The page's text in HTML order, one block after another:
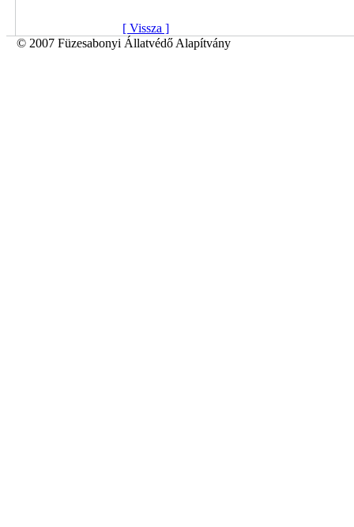
[ Vissza ]
© 2007 Füzesabonyi Állatvédő Alapítvány